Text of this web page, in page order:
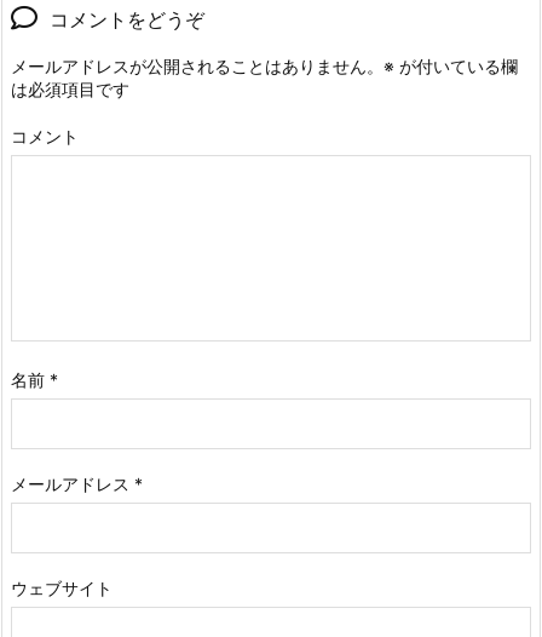
コメントをどうぞ
メールアドレスが公開されることはありません。 ※ が付いている欄
は必須項目です
コメント
名前 *
メールアドレス *
ウェブサイト